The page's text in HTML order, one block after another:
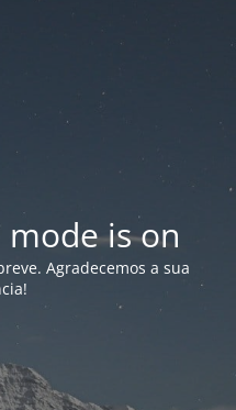
is on
Agradecemos a sua